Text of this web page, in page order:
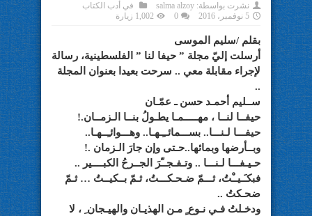
نشرت بواسطة: salma alzoy في أدب الكتاب
5 نوفمبر، 2016
0 1,002 زيارة
بقلم /سليم الموسى
أرسلت إليّ مجلة ” حيفا لنا ” الفلسطينية، رسالة
لإجراء مقابلة معي .. سرحت بعيدا بعنوان المجلة
..
ســليم أحمـد حسن ـ عمّـان
حيفــا لنــا ، مهـــــمـا يطـولُ بنــا الـزمــان.!
حيفـــا لـنـــا.. بســـمائــِـهـا.. وهـــوائـِــهـا..
وبــأرضها وبمائها..حـتى وإن جارَ الـزمان .!
حـيـفـــا لـنـــا .. وتـفـجــّرَ الجــرحُ الكبــــير ..
فبكـَـيــْتُ، ثـــمّ ضـحـكـــتُ، ثـمّ بــكيــتُ … ثـمّ
ضحـكتُ ..
ودخـلتُ فـي نـوع ٍ مـن الهذيـان والهيـجان ِ ، لا